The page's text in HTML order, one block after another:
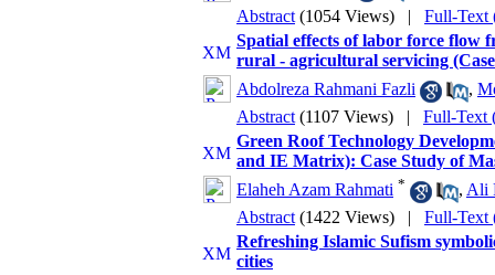
Abstract (1054 Views) | Full-Text
Spatial effects of labor force flow
rural - agricultural servicing
Abdolreza Rahmani Fazli
,
Abstract (1107 Views) | Full-Text
Green Roof Technology
and IE Matrix): Case Study of
Elaheh Azam Rahmati * , Ali
Abstract (1422 Views) | Full-Text
Refreshing Islamic Sufism
cities